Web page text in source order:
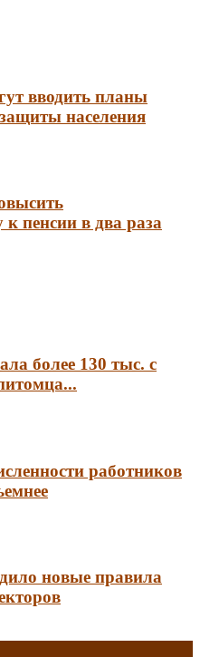
вводить планы
населения
пенсии в два раза
более 130 тыс. с
работников
новые правила